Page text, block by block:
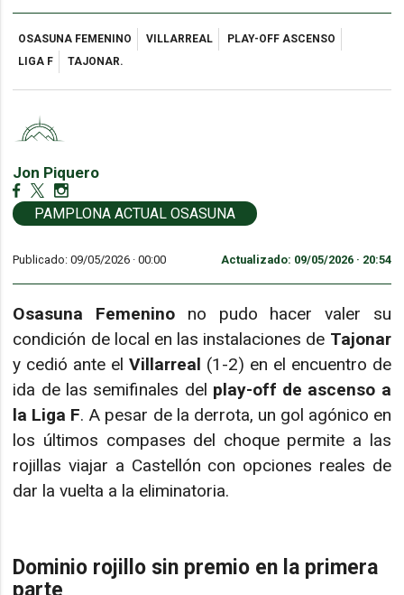
OSASUNA FEMENINO VILLARREAL
PLAY-OFF ASCENSO
LIGA F
TAJONAR.
Jon Piquero
PAMPLONA ACTUAL OSASUNA
Publicado: 09/05/2026 ·00:00 Actualizado: 09/05/2026 · 20:54
Osasuna Femenino no pudo hacer valer su
condición de local en las instalaciones de Tajonar
y cedió ante elVillarreal (1-2) en el encuentro de
ida de las semifinales del play-off de ascenso a
la Liga F. A pesar de la derrota, un gol agónico en
los últimos compases del choque permite a las
rojillas viajar a Castellón con opciones reales de
dar la vuelta a la eliminatoria.
Dominio rojillo sin premio en la primera
parte